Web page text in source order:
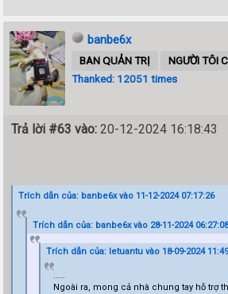
banbe6x
BAN QUẢN TRỊ
NGƯỜI TÔI
Thanked: 12051 times
Trả lời #63 vào: 20-12-2024 16:18:43
Trích dẫn của: banbe6x vào 11-12-2024 07:17:26
Trích dẫn của: banbe6x vào 28-11-2024 06:27:08
Trích dẫn của: letuantu vào 18-09-2024
.....
Ngoài ra, mong cả nhà chung tay hỗ trợ